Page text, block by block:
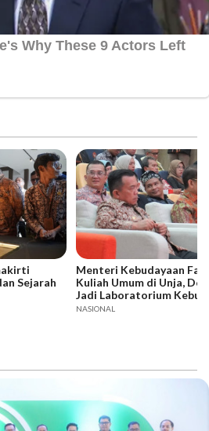
Sejarah
Menteri Kebudayaan
Kuliah Umum di Unja,
Jadi Laboratorium
NASIONAL